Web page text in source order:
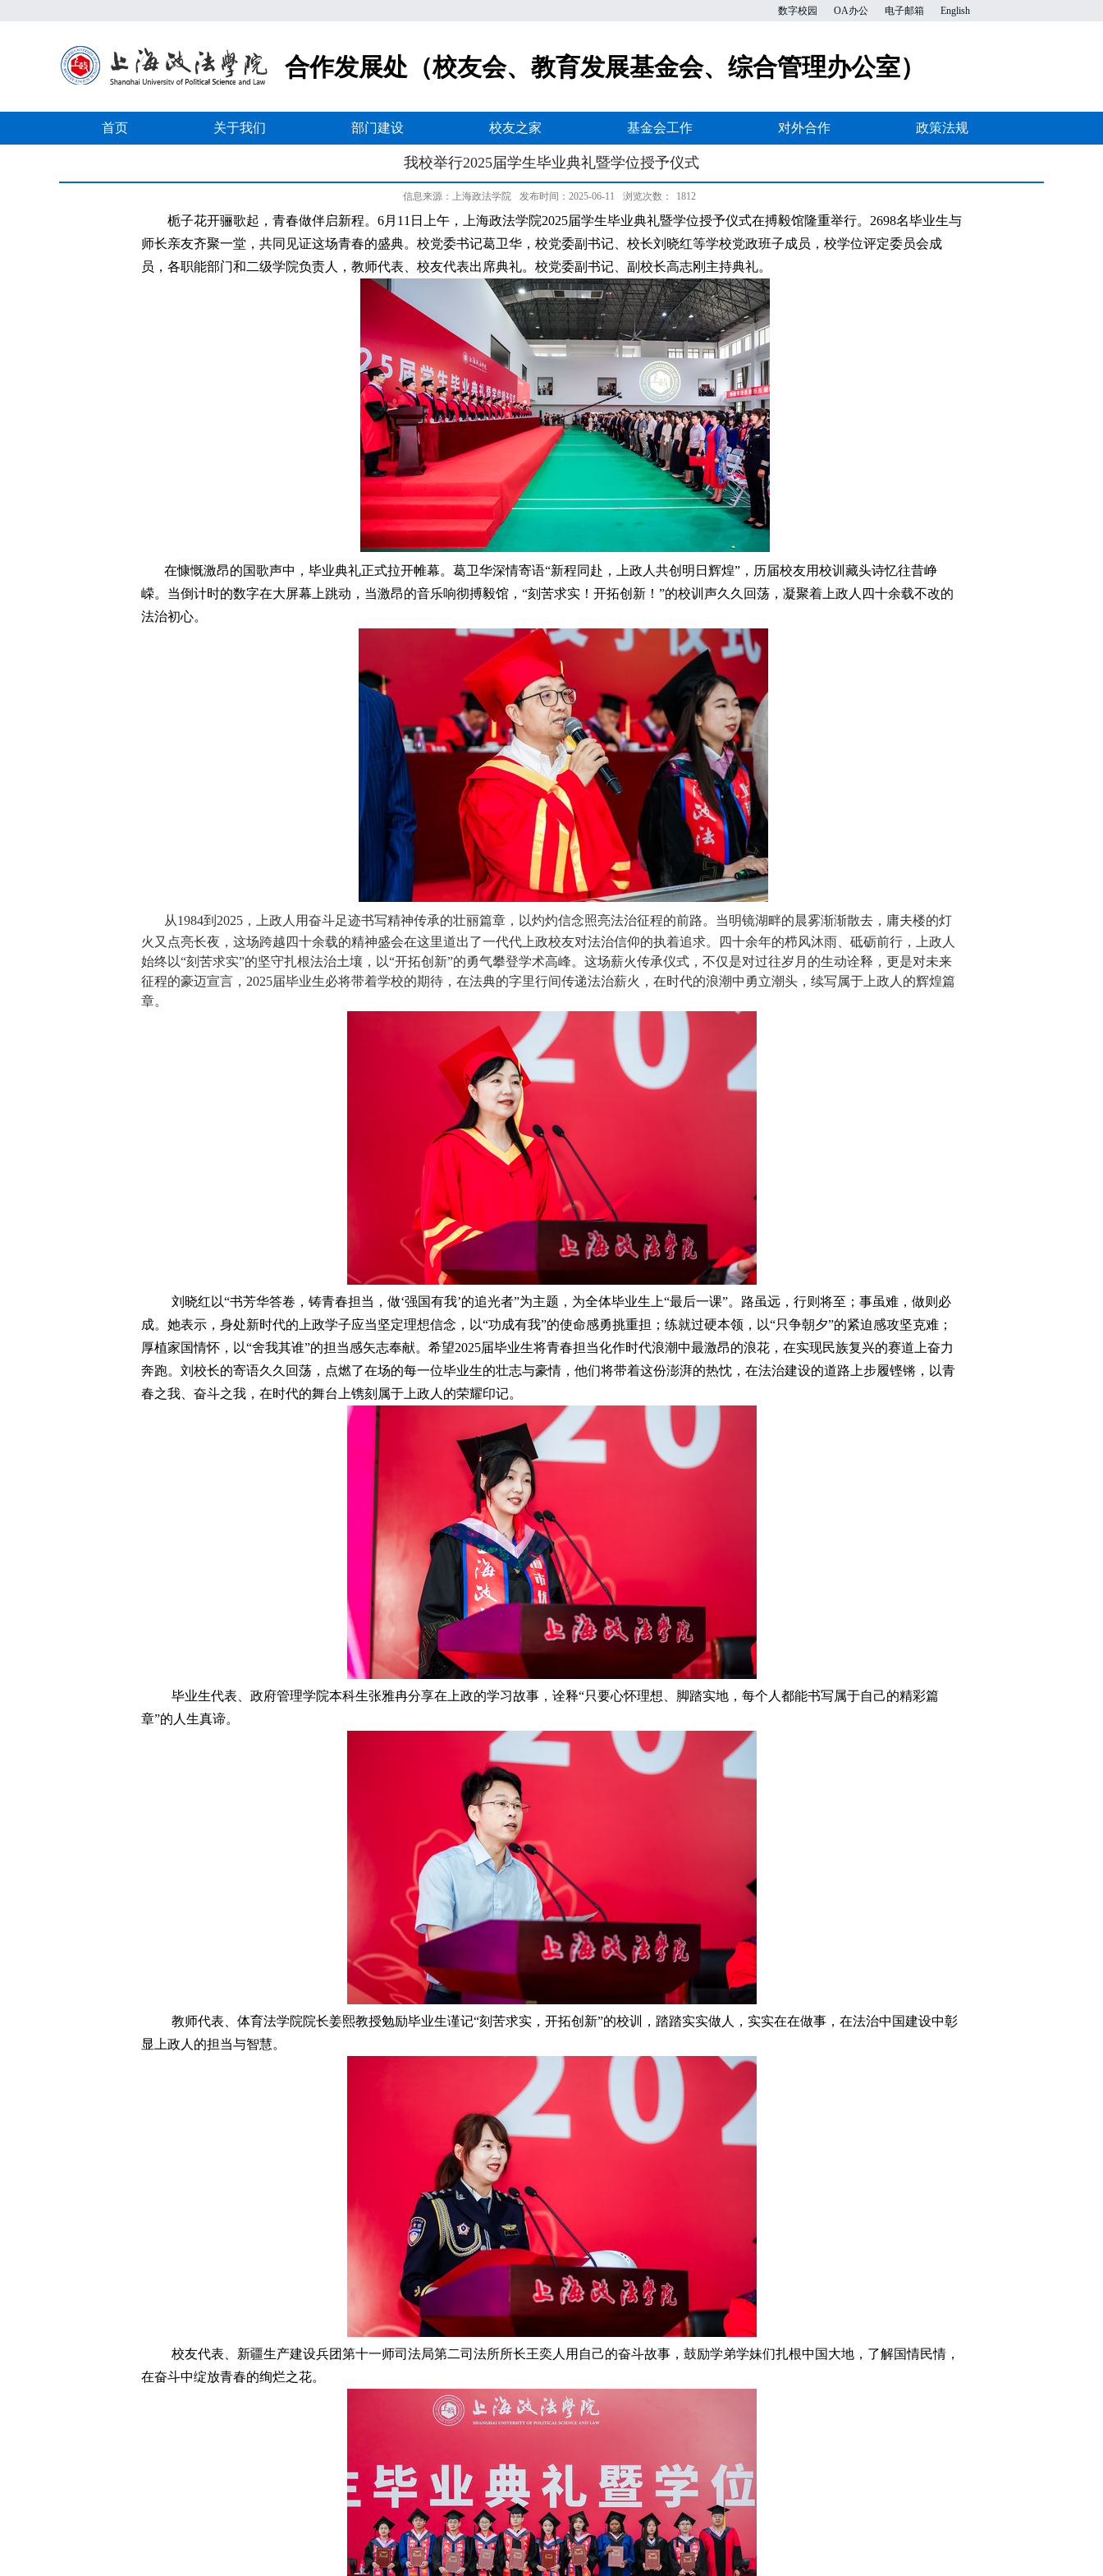
数字校园 OA办公 电子邮箱 English
合作发展处（校友会、教育发展基金会、综合管理办公室）
首页 关于我们 部门建设 校友之家 基金会工作 对外合作 政策法规
我校举行2025届学生毕业典礼暨学位授予仪式
信息来源：上海政法学院 发布时间：2025-06-11 浏览次数： 1812
栀子花开骊歌起，青春做伴启新程。6月11日上午，上海政法学院2025届学生毕业典礼暨学位授予仪式在搏毅馆隆重举行。2698名毕业生与
师长亲友齐聚一堂，共同见证这场青春的盛典。校党委书记葛卫华，校党委副书记、校长刘晓红等学校党政班子成员，校学位评定委员会成
员，各职能部门和二级学院负责人，教师代表、校友代表出席典礼。校党委副书记、副校长高志刚主持典礼。
在慷慨激昂的国歌声中，毕业典礼正式拉开帷幕。 葛卫华深情寄语“新程同赴，上政人共创明日辉煌”，历届校友用校训藏头诗忆往昔峥
嵘。当倒计时的数字在大屏幕上跳动，当激昂的音乐响彻搏毅馆，“刻苦求实！开拓创新！”的校训声久久回荡，凝聚着上政人四十余载不改的
法治初心。
从1984到2025，上政人用奋斗足迹书写精神传承的壮丽篇章，以灼灼信念照亮法治征程的前路。当明镜湖畔的晨雾渐渐散去，庸夫楼的灯
火又点亮长夜，这场跨越四十余载的精神盛会在这里道出了一代代上政校友对法治信仰的执着追求。四十余年的栉风沐雨、砥砺前行，上政人
始终以“刻苦求实”的坚守扎根法治土壤，以“开拓创新”的勇气攀登学术高峰。这场薪火传承仪式，不仅是对过往岁月的生动诠释，更是对未来
征程的豪迈宣言，2025届毕业生必将带着学校的期待，在法典的字里行间传递法治薪火，在时代的浪潮中勇立潮头，续写属于上政人的辉煌篇
章。
刘晓红以“书芳华答卷，铸青春担当，做‘强国有我’的追光者”为主题，为全体毕业生上“最后一课”。路虽远，行则将至；事虽难，做则必
成。她表示，身处新时代的上政学子应当坚定理想信念，以“功成有我”的使命感勇挑重担；练就过硬本领，以“只争朝夕”的紧迫感攻坚克难；
厚植家国情怀，以“舍我其谁”的担当感矢志奉献。希望2025届毕业生将青春担当化作时代浪潮中最激昂的浪花，在实现民族复兴的赛道上奋力
奔跑。刘校长的寄语久久回荡，点燃了在场的每一位毕业生的壮志与豪情，他们将带着这份澎湃的热忱，在法治建设的道路上步履铿锵，以青
春之我、奋斗之我，在时代的舞台上镌刻属于上政人的荣耀印记。
毕业生代表、政府管理学院本科生张雅冉分享在上政的学习故事，诠释“只要心怀理想、脚踏实地，每个人都能书写属于自己的精彩篇
章”的人生真谛。
教师代表、体育法学院院长姜熙教授勉励毕业生谨记“刻苦求实，开拓创新”的校训，踏踏实实做人，实实在在做事，在法治中国建设中彰
显上政人的担当与智慧。
校友代表、新疆生产建设兵团第十一师司法局第二司法所所长王奕人用自己的奋斗故事，鼓励学弟学妹们扎根中国大地，了解国情民情，
在奋斗中绽放青春的绚烂之花。